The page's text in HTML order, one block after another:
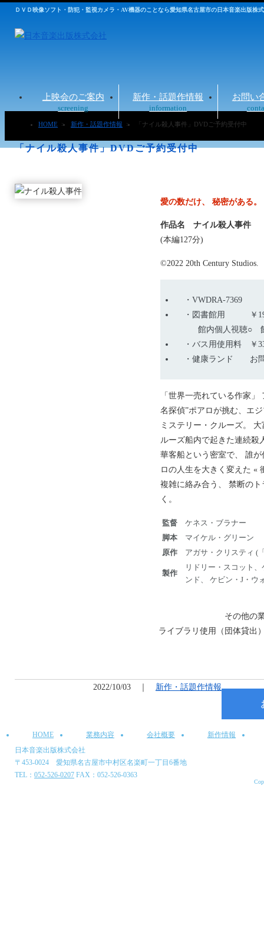
ＤＶＤ映像ソフト・防犯・監視カメラ・AV機器のことなら愛知県名古屋市の日本音楽出版株
上映会のご案内
screening
新作・話題作情報
information
お問い
HOME > 新作・話題作情報 > 「ナイル殺人事件」DVDご予約受付中
「ナイル殺人事件」DVDご予約受付中
愛の数だけ、 秘密がある。
作品名 ナイル殺人事件
(本編127分)
©2022 20th Century Studios.
VWDRA-7369
図書館用 ￥
館内個人視聴○
バス用使用料 ￥
健康ランド お問
「世界一売れている作家
名探偵”ポアロが挑む、エ
ミステリー・クルーズ。
ルーズ船内で起きた連続殺
華客船という密室で、 誰
ロの人生を大きく変えた «
複雑に絡み合う、 禁断の
く。
監督
ケネス・ブラナー
脚本
マイケル・グリーン
原作
アガサ・クリスティ (
製作
リドリー・スコット
ンド、 ケビン・J・ウ
その他の
ライブラリ使用（団体貸出
2022/10/03 ｜ 新作・話題作情報
HOME 業務内容 会社概要
新作情報
日本音楽出版株式会社
〒453-0024 愛知県名古屋市中村区名楽町一丁目6番地
TEL： 052-526-0207 FAX：052-526-0363